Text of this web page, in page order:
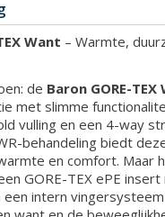
Want – Warmte,
de Baron GORE-TEX
met slimme
vulling en een 4-way
behandeling biedt
en comfort. Maar
GORE-TEX ePE
een intern